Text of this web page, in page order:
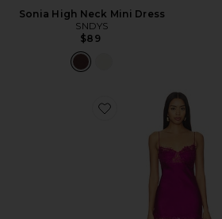
Sonia High Neck Mini Dress
SNDYS
$89
Favorite Angelic Mini Dress